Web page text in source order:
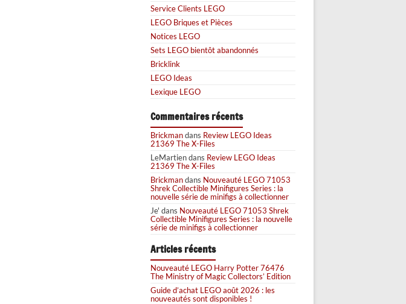
Service Clients LEGO
LEGO Briques et Pièces
Notices LEGO
Sets LEGO bientôt abandonnés
Bricklink
LEGO Ideas
Lexique LEGO
Commentaires récents
Brickmandans Review LEGO Ideas
21369 The X-Files
LeMartiendans Review LEGO Ideas
21369 The X-Files
Brickmandans Nouveauté LEGO 71053
Shrek Collectible Minifigures Series : la
nouvelle série de minifigs à collectionner
Je' dans Nouveauté LEGO 71053 Shrek
Collectible Minifigures Series : la nouvelle
série de minifigs à collectionner
Articles récents
Nouveauté LEGO Harry Potter 76476
The Ministry of Magic Collectors’ Edition
Guide d’achat LEGO août 2026 : les
nouveautés sont disponibles !